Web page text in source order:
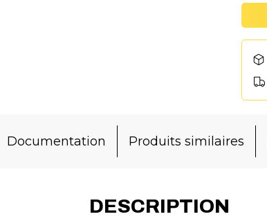
Documentation Produits similaires
DESCRIPTION